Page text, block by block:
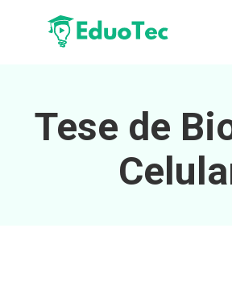
Tese de